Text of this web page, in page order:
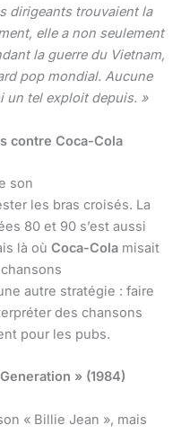
dirigeants trouvaient la
elle a non seulement
la guerre du Vietnam,
pop mondial. Aucune
un tel exploit depuis. »
contre Coca-Cola
son
les bras croisés. La
80 et 90 s’est aussi
là où Coca-Cola misait
autre stratégie : faire
des chansons
pour les pubs.
» (1984)
« Billie Jean », mais